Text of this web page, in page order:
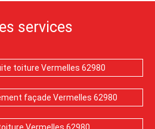
services
toiture Vermelles 62980
façade Vermelles 62980